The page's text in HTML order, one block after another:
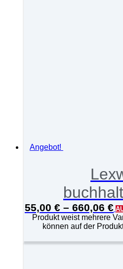
Angebot!
55,00 € – 660,06 €
Produkt weist mehrere
können auf der